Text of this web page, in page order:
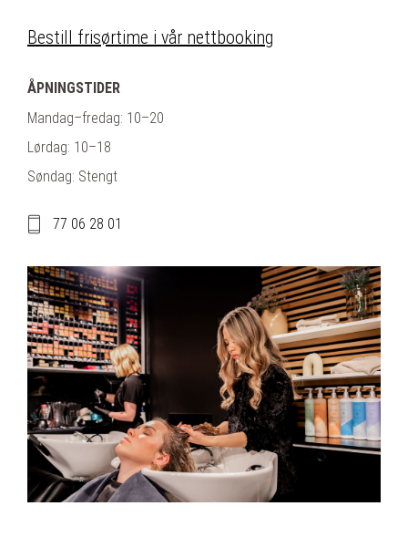
Bestill frisørtime i vår nettbooking
ÅPNINGSTIDER
Mandag–fredag: 10–20
Lørdag: 10–18
Søndag: Stengt
77 06 28 01